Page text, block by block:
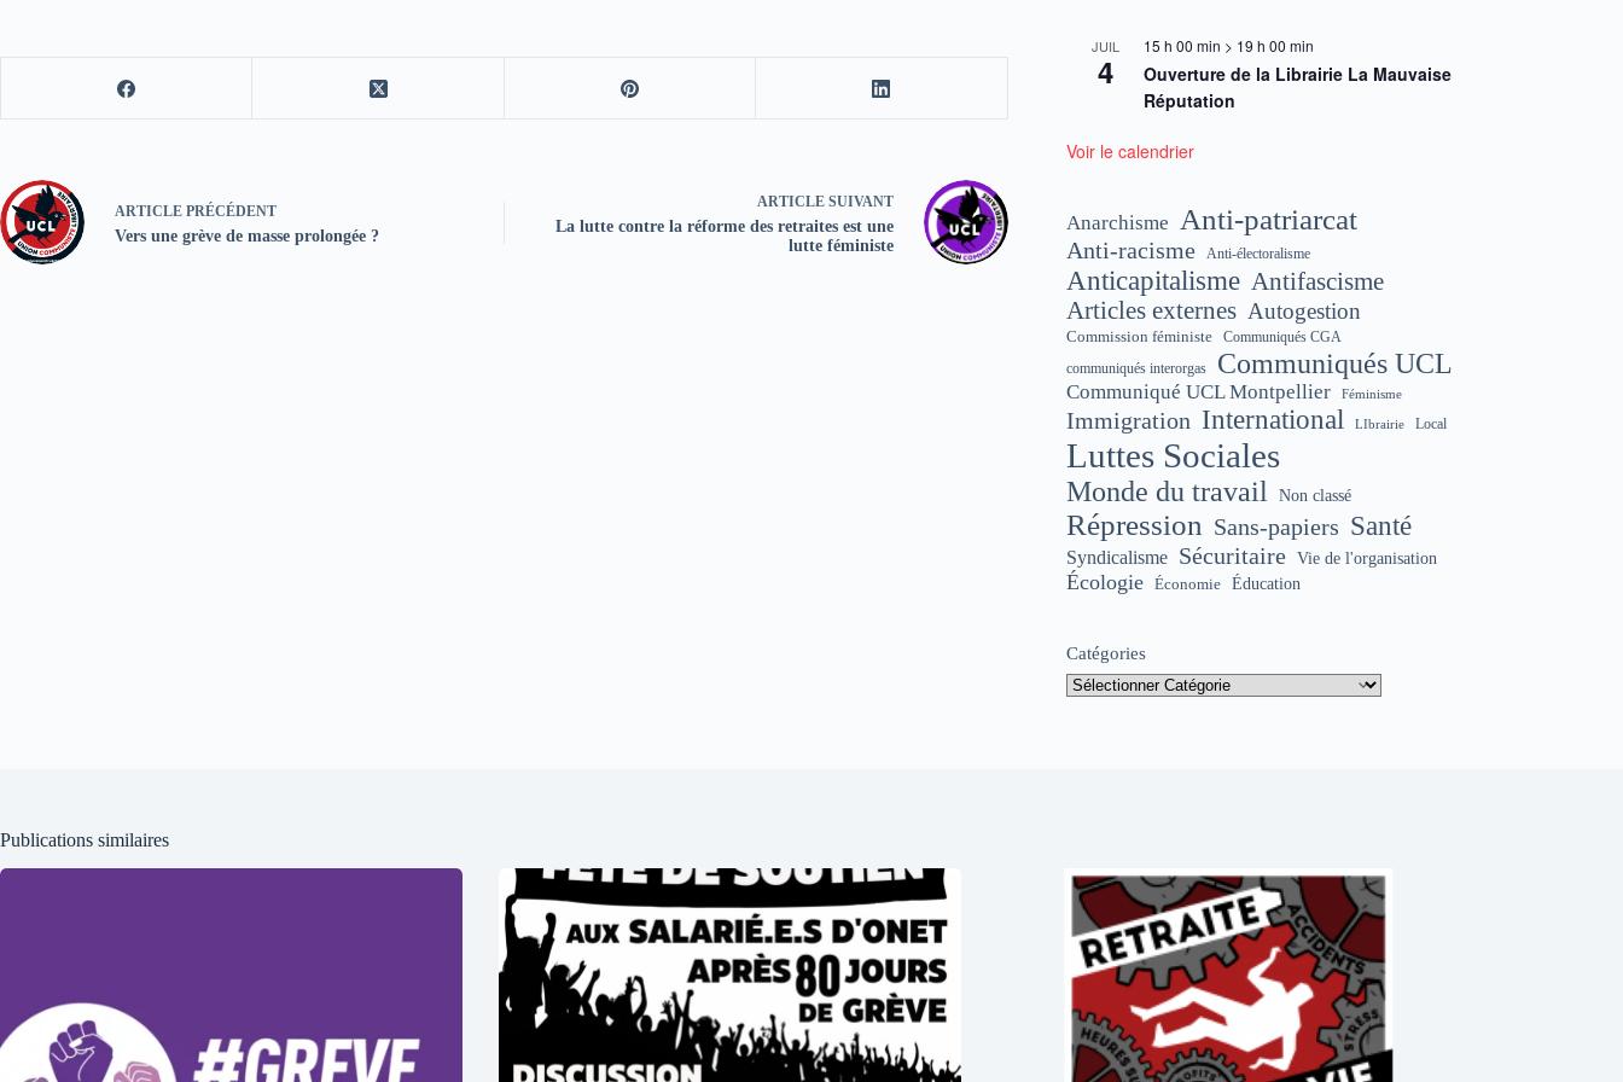
ARTICLE PRÉCÉDENT
Vers une grève de masse prolongée ?
ARTICLESUIVANT
La lutte contre la réforme des retraites est une
lutte féministe
JUIL
4
15 h 00 min > 19 h 00 min
Ouverture de la Librairie La Mauvaise
Réputation
Voir le calendrier
Anarchisme Anti-patriarcat
Anti-racisme Anti-électoralisme
Anticapitalisme Antifascisme
Articles externes Autogestion
Commission féministe Communiqués CGA
communiqués interorgas Communiqués UCL
Communiqué UCL Montpellier Féminisme
Immigration International LIbrairie Local
Luttes Sociales
Monde du travail Non classé
Répression Sans-papiers Santé
Syndicalisme Sécuritaire Vie de l'organisation
Écologie Économie Éducation
Catégories
Publications similaires